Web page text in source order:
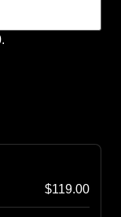
.
$119.00